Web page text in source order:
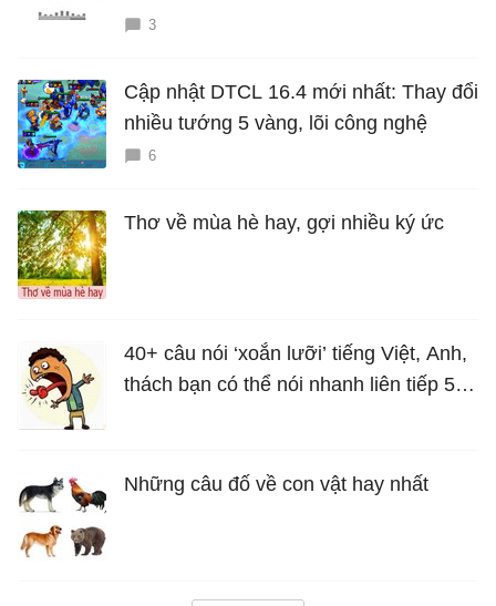
3
Cập nhật DTCL 16.4 mới nhất: Thay đổi
nhiều tướng 5 vàng, lõi công nghệ
6
Thơ về mùa hè hay, gợi nhiều ký ức
40+ câu nói ‘xoắn lưỡi’ tiếng Việt, Anh,
thách bạn có thể nói nhanh liên tiếp 5
Những câu đố về con vật hay nhất